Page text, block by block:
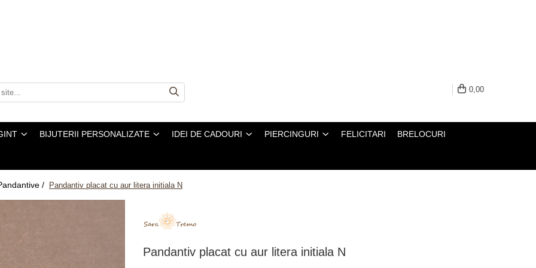
0,00
BIJUTERII PERSONALIZATE IDEI DE CADOURI PIERCINGURI FELICITARI BRELOCURI
/ Pandantiv placat cu aur litera initiala N
Pandantiv placat cu aur litera initiala N